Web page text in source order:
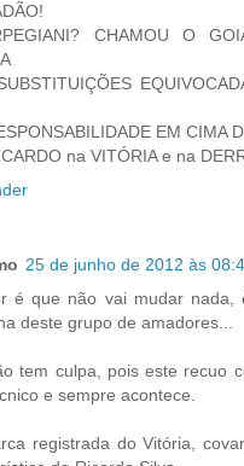
CHAMOU O
EM CIMA
na VITÓRIA e na
25 de junho de 2012 às
é que não vai mudar nada,
deste grupo de amadores...
tem culpa, pois este recuo
e sempre acontece.
registrada do Vitória,